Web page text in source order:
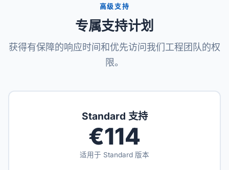
高级支持
专属支持计划
获得有保障的响应时间和优先访问我们工程团队的权
限。
Standard 支持
€114
适用于 Standard 版本